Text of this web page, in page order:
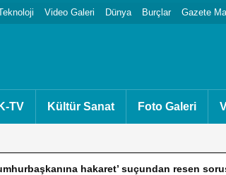
Video Galeri Dünya Burçlar Gazete
TV Kültür Sanat Foto Galeri
hakaret’ suçundan resen soruşturma